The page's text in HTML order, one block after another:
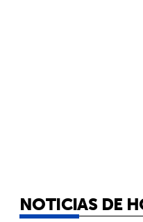
NOTICIAS DE